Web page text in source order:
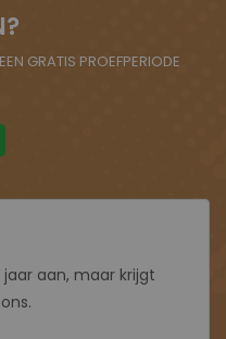
GRATIS PROEFPERIODE
aan, maar krijgt